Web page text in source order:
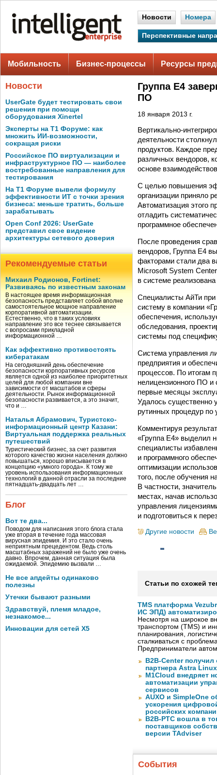
Новости Номера
Перспективные
Мобильность Бизнес-процессы Ресурсы
Новости
UserGate будет тестировать свои
решения при помощи
оборудования Xinertel
Эксперты на Т1 Форуме: как
множить ИИ-возможности,
сокращая риски
Российское ПО виртуализации и
инфраструктурное ПО — наиболее
востребованные направления для
тестирования
На Т1 Форуме вывели формулу
эффективности ИТ с точки зрения
бизнеса: меньше тратить, больше
зарабатывать
Open Conf 2026: UserGate
представил свое видение
архитектуры сетевого доверия
Рекомендуемые статьи
Михаил Родионов, Fortinet:
Развиваясь по известным законам
В настоящее время информационная
безопасность представляет собой вполне
самостоятельное мощное направление
корпоративной автоматизации.
Естественно, что в таких условиях
направление это все теснее связывается
с вопросами прикладной
информационной …
Как эффективно противостоять
кибератакам
На сегодняшний день обеспечение
безопасности корпоративных ресурсов
является одной из наиболее приоритетных
целей для любой компании вне
зависимости от масштабов и сферы
деятельности. Рынок информационной
безопасности развивается, а это значит,
что и …
Наталья Абрамович, Туристско-
информационный центр Казани:
Виртуальная поддержка реальных
путешествий
Туристический бизнес, за счет развития
которого качество жизни населения должно
повышаться, хорошо вписывается в
концепцию «умного города». К тому же
уровень использования информационных
технологий в данной отрасли за последние
пятнадцать-двадцать лет …
Блог
Вот те два...
Поводом для написания этого блога стала
уже вторая в течение года массовая
вирусная эпидемия. И это стало очень
неприятным прецедентом. Ведь столь
масштабных заражений не было уже очень
давно. Впрочем, данная ситуация была
ожидаемой. Эпидемию вызвали …
Не все апдейты одинаково
полезны
Утечки бывают разными
Здравствуй, племя младое,
незнакомое...
Инновации для сетей X5
Группа Е4
ПО
18 января 2013 г.
Вертикально-
деятельности
продуктов. Каждое
различных вендоров,
основе
С целью повышения
организации приняло
Автоматизация этого
отладить
программное
После проведения
вендоров, Группа Е4
факторами стали два
Microsoft System
в системе
Специалисты АйТи при
систему в компании
обеспечения,
обследования,
системы под
Система управления
предприятия и
процессов. По итогам
нелицензионного ПО и
первые месяцы
Удалось существенно
рутинных процедур по
Комментируя
«Группа Е4» выделил
специалисты
и программного
оптимизации
того, после обучения
В частности,
местах, начав
управления
и подготовиться к
Другие новости
Статьи по схожей
TMS платформа
ИС ЭПД)
Несмотря на широкое
транспортом (TMS) и
планирования,
сталкиваться с
Предприниматели
B2B-Center получил
партнера Astra Linux
M1Cloud внедряет
автоматизации
сервисов
AUXO и SimpleOne
ускорения
российских
B2B-РТС вошла в
поставщиков
версии TAdviser
События